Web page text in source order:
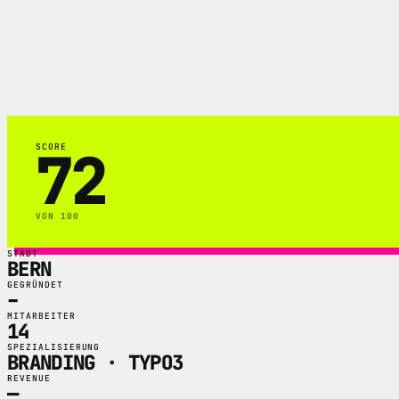
SCORE
72
VON 100
STADT
BERN
GEGRÜNDET
–
MITARBEITER
14
SPEZIALISIERUNG
BRANDING · TYPO3
REVENUE
—